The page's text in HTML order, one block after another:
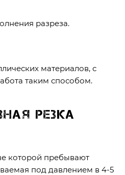
разреза.
материалов, с
таким способом.
резка
которой пребывают
под давлением в 4-5